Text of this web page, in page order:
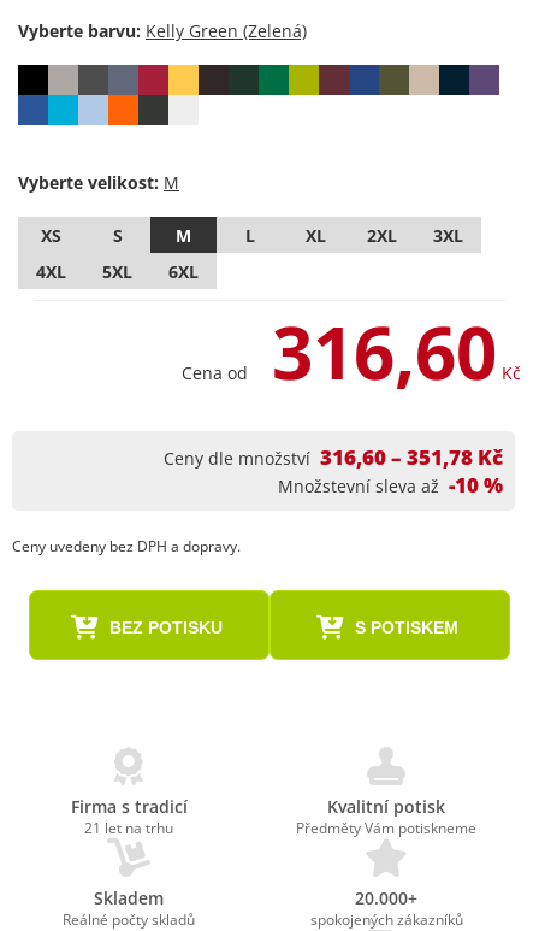
Vyberte barvu:
Vyberte velikost:
XS S M L XL 2XL
3XL
4XL
5XL 6XL
Cena od 316,60 Kč
Ceny dle množství 316,60 – 351,78 Kč
Množstevní sleva až -10 %
Ceny uvedeny bez DPH a dopravy.
BEZ POTISKU S POTISKEM
Firma s tradicí
21 let na trhu
Kvalitní potisk
Předměty Vám potiskneme
Skladem
Reálné počty skladů
20.000+
spokojených zákazníků